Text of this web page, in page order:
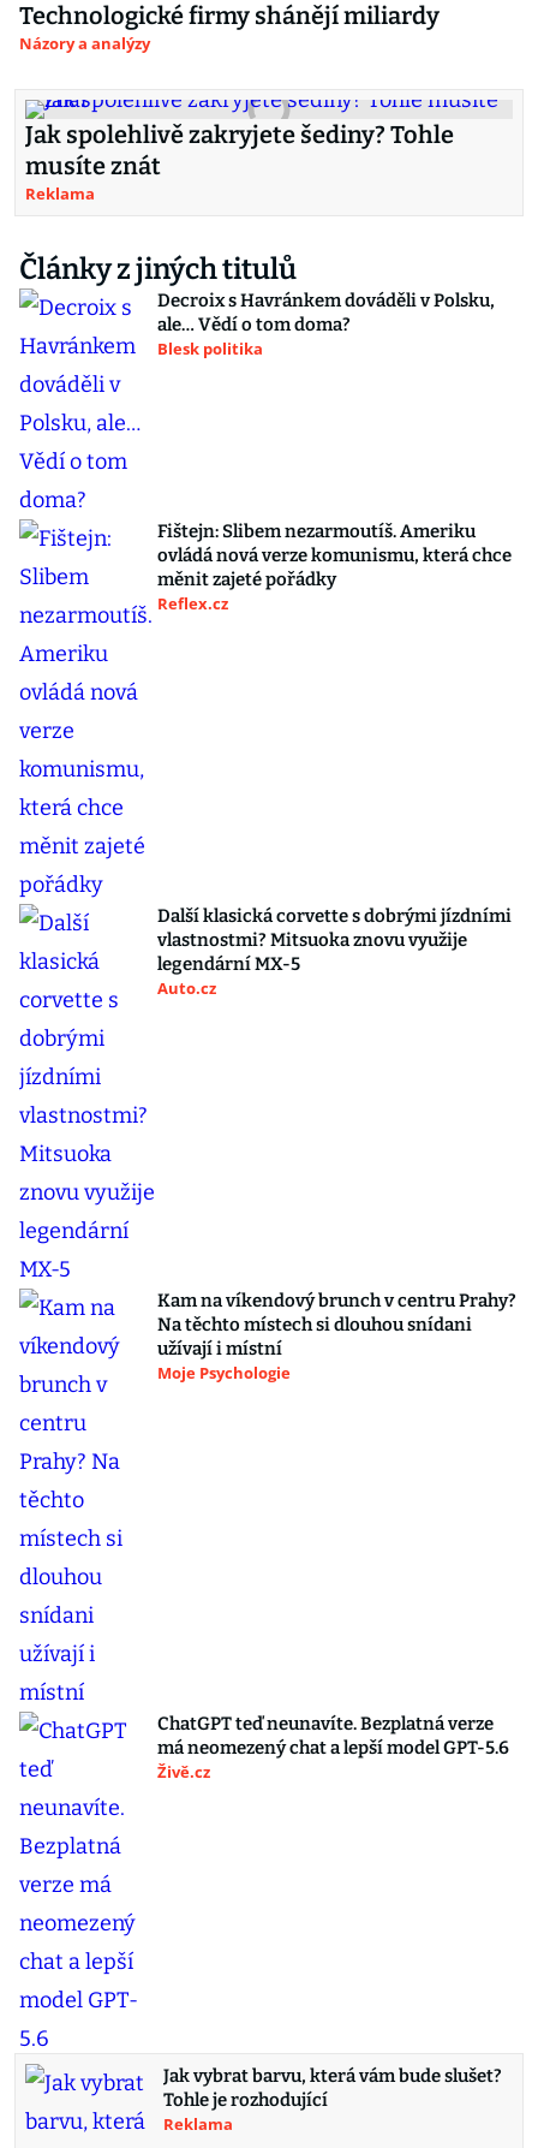
Technologické firmy shánějí miliardy
Názory a analýzy
Jak spolehlivě zakryjete šediny? Tohle
musíte znát
Reklama
Články z jiných titulů
Decroix s Havránkem dováděli v Polsku,
ale… Vědí o tom doma?
Blesk politika
Fištejn: Slibem nezarmoutíš. Ameriku
ovládá nová verze komunismu, která chce
měnit zajeté pořádky
Reflex.cz
Další klasická corvette s dobrými jízdními
vlastnostmi? Mitsuoka znovu využije
legendární MX-5
Auto.cz
Kam na víkendový brunch v centru Prahy?
Na těchto místech si dlouhou snídani
užívají i místní
Moje Psychologie
ChatGPT teď neunavíte. Bezplatná verze
má neomezený chat a lepší model GPT-5.6
Živě.cz
Jak vybrat barvu, která vám bude slušet?
Tohle je rozhodující
Reklama